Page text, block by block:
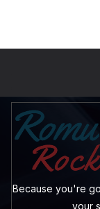
Because you're
your